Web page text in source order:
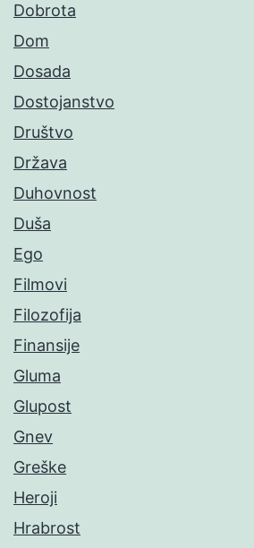
Dobrota
Dom
Dosada
Dostojanstvo
Društvo
Država
Duhovnost
Duša
Ego
Filmovi
Filozofija
Finansije
Gluma
Glupost
Gnev
Greške
Heroji
Hrabrost